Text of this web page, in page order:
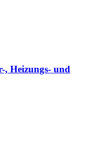
, Heizungs- und